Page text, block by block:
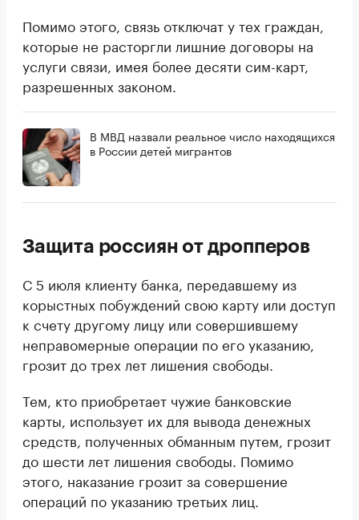
Помимо этого, связь отключат у тех граждан,
которые не расторгли лишние договоры на
услуги связи, имея более десяти сим-карт,
разрешенных законом.
В МВД назвали реальное число находящихся
в России детей мигрантов
Защита россиян от дропперов
С 5 июля клиенту банка, передавшему из
корыстных побуждений свою карту или доступ
к счету другому лицу или совершившему
неправомерные операции по его указанию,
грозит до трех лет лишения свободы.
Тем, кто приобретает чужие банковские
карты, использует их для вывода денежных
средств, полученных обманным путем, грозит
до шести лет лишения свободы. Помимо
этого, наказание грозит за совершение
операций по указанию третьих лиц.